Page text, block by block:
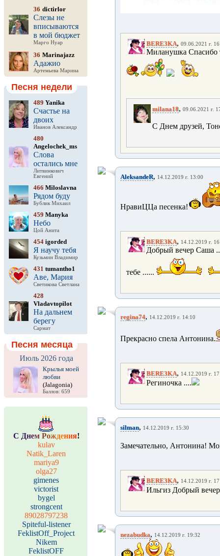
36 dictirlor
Слезы не
вписываются
в мой бюджет
Марго Нуар
36 Marinajazz
Адажио
Артемьева Марина
Песня недели
489 Yanika
Счастье на
двоих
Иванов Александр
480
Angelochek_ms
Слова
остались мне
Литвинкович
Евгений
466 Miloslavna
Рядом буду
Бублик Михаил
459 Manyka
Небо
Цой Анита
454 igorded
Я научу тебя
Кузьмин Владимир
431 tumantho1
Аве, Мария
Светикова Светлана
428
Vladavtopilot
На дальнем
берегу
Сармат
Песня месяца
Июль 2026 года
Крылья моей
любви
(Jalagonia)
Баллов: 659
С Днем Рождения!
kulav
Natik_Laren
mariya9
olga27
gimenes
victorist
bygel
strongcent
89028797238
Spiteful-listener
FeklistOff_Project
Nikem
FeklistOFF
BERE3KA, 09.06.2021 г.
Миланушка Спасибо
milana18, 09.06.2021 г.
С Днем друзей,
AleksandeR, 14.12.2019 г. 13:00
НравиЦЦа песенка!
BERE3KA, 14.12.2019 г.
Добрый вечер Саша
тебе ......
regina74, 14.12.2019 г. 14:10
Прекрасно спела Антонина.
BERE3KA, 14.12.2019 г.
Региночка ....
silman, 14.12.2019 г. 15:30
Замечательно, Антонина!
BERE3KA, 14.12.2019 г.
Ильгиз Добрый
nezabudka, 14.12.2019 г. 19:32